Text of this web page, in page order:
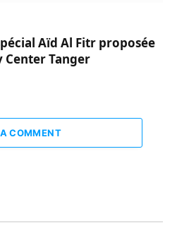
Aïd Al Fitr proposée
Center Tanger
COMMENT